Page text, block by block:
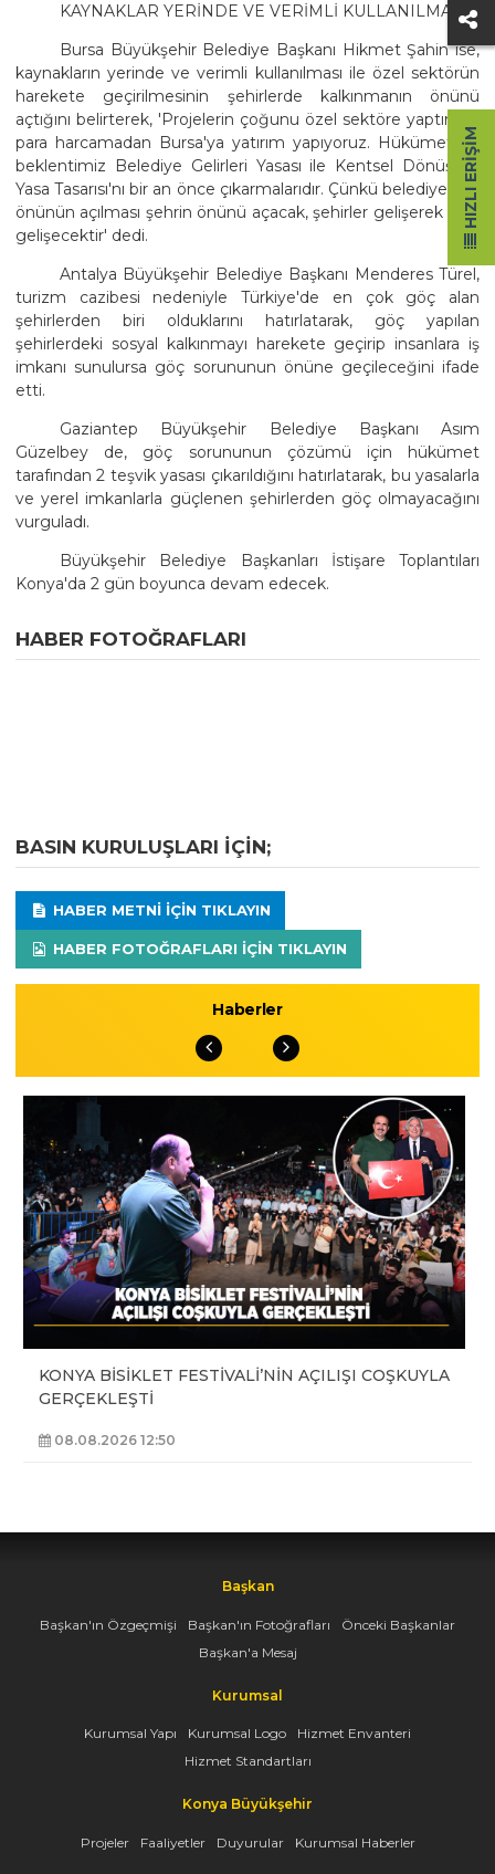
KAYNAKLAR YERİNDE VE VERİMLİ KULLANILMALI
Bursa Büyükşehir Belediye Başkanı Hikmet Şahin ise,
kaynakların yerinde ve verimli kullanılması ile özel sektörün
harekete geçirilmesinin şehirlerde kalkınmanın önünü
açtığını belirterek, 'Projelerin çoğunu özel sektöre yaptırarak
para harcamadan Bursa'ya yatırım yapıyoruz. Hükümetten
beklentimiz Belediye Gelirleri Yasası ile Kentsel Dönüşüm
Yasa Tasarısı'nı bir an önce çıkarmalarıdır. Çünkü belediyelerin
önünün açılması şehrin önünü açacak, şehirler gelişerek ülke
gelişecektir' dedi.
Antalya Büyükşehir Belediye Başkanı Menderes Türel,
turizm cazibesi nedeniyle Türkiye'de en çok göç alan
şehirlerden biri olduklarını hatırlatarak, göç yapılan
şehirlerdeki sosyal kalkınmayı harekete geçirip insanlara iş
imkanı sunulursa göç sorununun önüne geçileceğini ifade
etti.
Gaziantep Büyükşehir Belediye Başkanı Asım
Güzelbey de, göç sorununun çözümü için hükümet
tarafından 2 teşvik yasası çıkarıldığını hatırlatarak, bu yasalarla
ve yerel imkanlarla güçlenen şehirlerden göç olmayacağını
vurguladı.
Büyükşehir Belediye Başkanları İstişare Toplantıları
Konya'da 2 gün boyunca devam edecek.
HABER FOTOĞRAFLARI
BASIN KURULUŞLARI IÇIN;
HABER METNI IÇIN TIKLAYIN
HABER FOTOĞRAFLARI IÇIN TIKLAYIN
Haberler
KONYA BİSİKLET FESTİVALİ’NİN AÇILIŞI COŞKUYLA
GERÇEKLEŞTİ
08.08.2026 12:50
Başkan
Başkan'ın Özgeçmişi Başkan'ın Fotoğrafları
Önceki Başkanlar
Başkan'a Mesaj
Kurumsal
Kurumsal Yapı Kurumsal Logo
Hizmet Envanteri
Hizmet Standartları
Konya Büyükşehir
Projeler Faaliyetler Duyurular Kurumsal Haberler
HIZLI ERIŞIM